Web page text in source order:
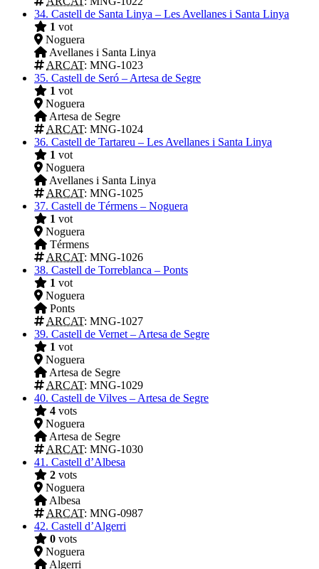
34. Castell de Santa Linya – Les Avellanes i Santa Linya
1 vot
Noguera
Avellanes i Santa Linya
ARCAT: MNG-1023
35. Castell de Seró – Artesa de Segre
1 vot
Noguera
Artesa de Segre
ARCAT: MNG-1024
36. Castell de Tartareu – Les Avellanes i Santa Linya
1 vot
Noguera
Avellanes i Santa Linya
ARCAT: MNG-1025
37. Castell de Térmens – Noguera
1 vot
Noguera
Térmens
ARCAT: MNG-1026
38. Castell de Torreblanca – Ponts
1 vot
Noguera
Ponts
ARCAT: MNG-1027
39. Castell de Vernet – Artesa de Segre
1 vot
Noguera
Artesa de Segre
ARCAT: MNG-1029
40. Castell de Vilves – Artesa de Segre
4 vots
Noguera
Artesa de Segre
ARCAT: MNG-1030
41. Castell d’Albesa
2 vots
Noguera
Albesa
ARCAT: MNG-0987
42. Castell d’Algerri
0 vots
Noguera
Algerri